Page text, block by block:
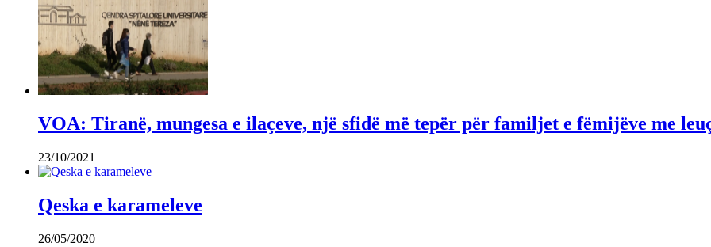
VOA: Tiranë, mungesa e ilaçeve, një sfidë më tepër për familjet e fëmijëve me
23/10/2021
Qeska e karameleve
26/05/2020